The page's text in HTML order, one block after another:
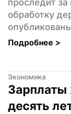
проследит
обработку
Подробнее >
Экономика
Зарплаты
десять